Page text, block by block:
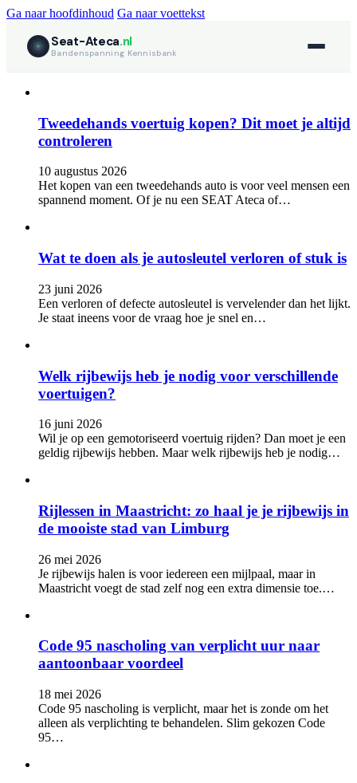
Ga naar hoofdinhoud Ga naar voettekst
Seat-Ateca.nl
Bandenspanning Kennisbank
Tweedehands voertuig kopen? Dit moet je altijd
controleren
10 augustus 2026
Het kopen van een tweedehands auto is voor veel mensen een
spannend moment. Of je nu een SEAT Ateca of…
Wat te doen als je autosleutel verloren of stuk is
23 juni 2026
Een verloren of defecte autosleutel is vervelender dan het lijkt.
Je staat ineens voor de vraag hoe je snel en…
Welk rijbewijs heb je nodig voor verschillende
voertuigen?
16 juni 2026
Wil je op een gemotoriseerd voertuig rijden? Dan moet je een
geldig rijbewijs hebben. Maar welk rijbewijs heb je nodig…
Rijlessen in Maastricht: zo haal je je rijbewijs in
de mooiste stad van Limburg
26 mei 2026
Je rijbewijs halen is voor iedereen een mijlpaal, maar in
Maastricht voegt de stad zelf nog een extra dimensie toe.…
Code 95 nascholing van verplicht uur naar
aantoonbaar voordeel
18 mei 2026
Code 95 nascholing is verplicht, maar het is zonde om het
alleen als verplichting te behandelen. Slim gekozen Code
95…